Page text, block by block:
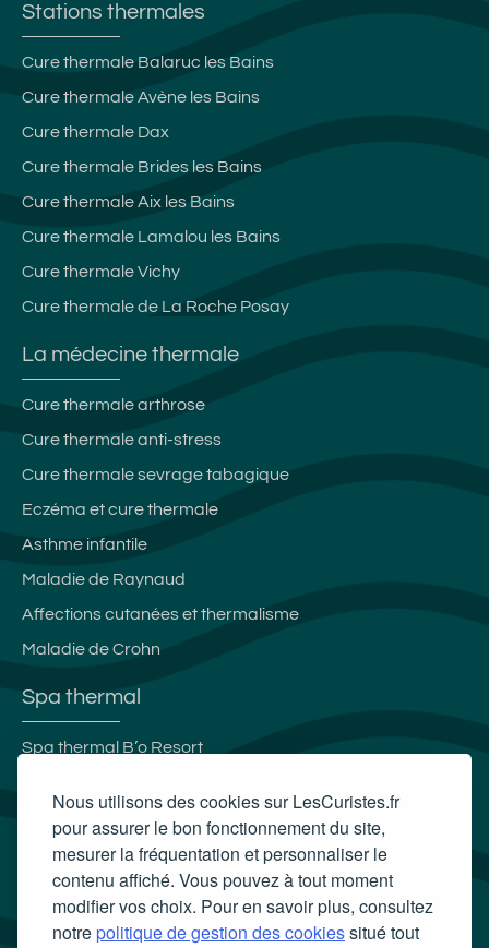
Nous utilisons des cookies sur LesCuristes.fr
pour assurer le bon fonctionnement du site,
mesurer la fréquentation et personnaliser le
contenu affiché. Vous pouvez à tout moment
modifier vos choix. Pour en savoir plus, consultez
notrepolitique de gestion des cookiessitué tout
Stations thermales
Cure thermale Balaruc les Bains
Cure thermale Avène les Bains
Cure thermale Dax
Cure thermale Brides les Bains
Cure thermale Aix les Bains
Cure thermale Lamalou les Bains
Cure thermale Vichy
Cure thermale de La Roche Posay
La médecine thermale
Cure thermale arthrose
Cure thermale anti-stress
Cure thermale sevrage tabagique
Eczéma et cure thermale
Asthme infantile
Maladie de Raynaud
Affections cutanées et thermalisme
Maladie de Crohn
Spa thermal
Spa thermal B’o Resort
Spa thermal d'Uriage
Spa Thermal Philae
Carte cadeau spa Vichy
Carte cadeau spa Bagnoles-de-l'Orne